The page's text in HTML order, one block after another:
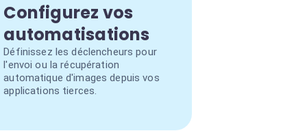
Configurez vos
automatisations
Définissez les déclencheurs pour
l'envoi ou la récupération
automatique d'images depuis vos
applications tierces.